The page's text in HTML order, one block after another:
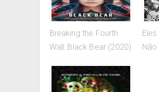
Breaking the Fourth
Wall: Black Bear (2020)
Não